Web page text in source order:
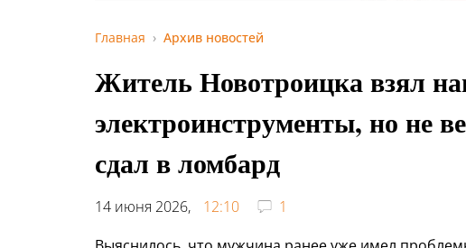
Главная Архив новостей
Житель Новотроицка взял
электроинструменты, но не
сдал в ломбард
14 июня 2026, 12:10
1